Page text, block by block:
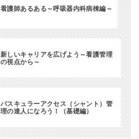
看護師あるある～呼吸器内科病棟編～
新しいキャリアを広げよう～看護管理
の視点から～
バスキュラーアクセス（シャント）管
理の達人になろう！（基礎編）